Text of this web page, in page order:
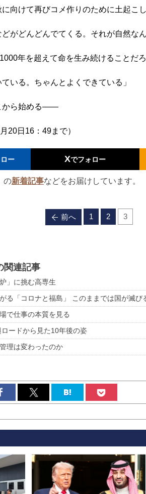
向けて再びコメ作りのために土起こし
がどんどんでてくる。それが自然なん
年を超えて命を生み続けることだ
いる。ちゃんとよくできている」
ら始める――
月20日16：49まで）
ー Xでフォロー
の新着記事などをお届けしています。
前へ 1 2 3
関連記事
」に挑む高専生
る「コロナと福島」 このままでは国が滅び
で仕事の本質を見る
ードから見た10年後の姿
理は変わったのか